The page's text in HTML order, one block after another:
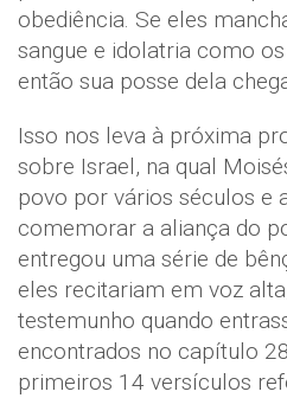
obediência. Se eles
sangue e idolatria como
então sua posse dela
Isso nos leva à próxima
sobre Israel, na qual
povo por vários séculos e
comemorar a aliança do
entregou uma série de
eles recitariam em voz
testemunho quando
encontrados no capítulo
primeiros 14 versículos